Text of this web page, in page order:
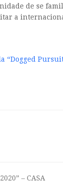
de se
a
“Dogged
– CASA